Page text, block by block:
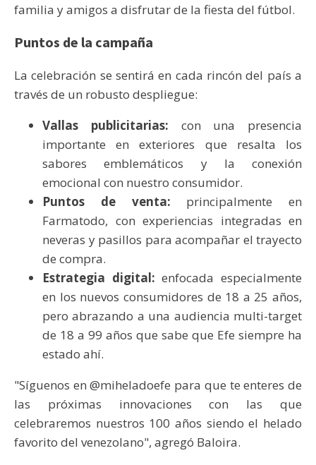
familia y amigos a disfrutar de la fiesta del fútbol.
Puntos de la campaña
La celebración se sentirá en cada rincón del país a
través de un robusto despliegue:
Vallas publicitarias: con una presencia
importante en exteriores que resalta los
sabores emblemáticos y la conexión
emocional con nuestro consumidor.
Puntos de venta: principalmente en
Farmatodo, con experiencias integradas en
neveras y pasillos para acompañar el trayecto
de compra.
Estrategia digital:enfocada especialmente
en los nuevos consumidores de 18 a 25 años,
pero abrazando a una audiencia multi-target
de 18 a 99 años que sabe que Efe siempre ha
estado ahí.
"Síguenos en @miheladoefe para que te enteres de
las próximas innovaciones con las que
celebraremos nuestros 100 años siendo el helado
favorito del venezolano", agregó Baloira.